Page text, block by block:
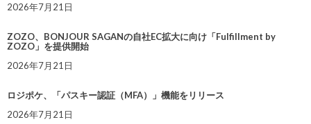
2026年7月21日
ZOZO、BONJOUR SAGANの自社EC拡大に向け「Fulfillment by
ZOZO」を提供開始
2026年7月21日
ロジポケ、「パスキー認証（MFA）」機能をリリース
2026年7月21日